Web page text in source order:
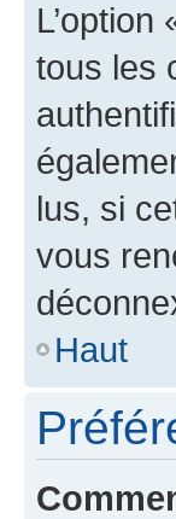
tous les
lus, si
vous
Haut